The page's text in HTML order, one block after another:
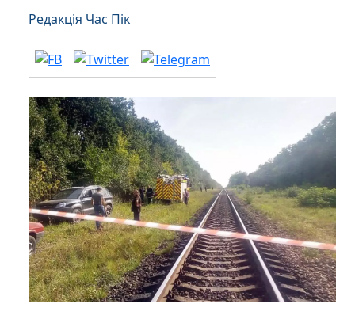
Редакція Час Пік